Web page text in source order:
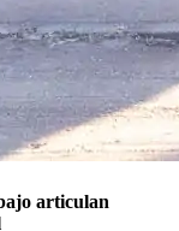
articulan